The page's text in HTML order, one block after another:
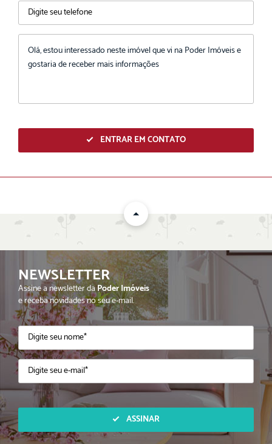
ENTRAR EM CONTATO
ENVIAR
NEWSLETTER
Assine a newsletter daPoder Imóveis
e receba novidades no seu e-mail.
ASSINAR